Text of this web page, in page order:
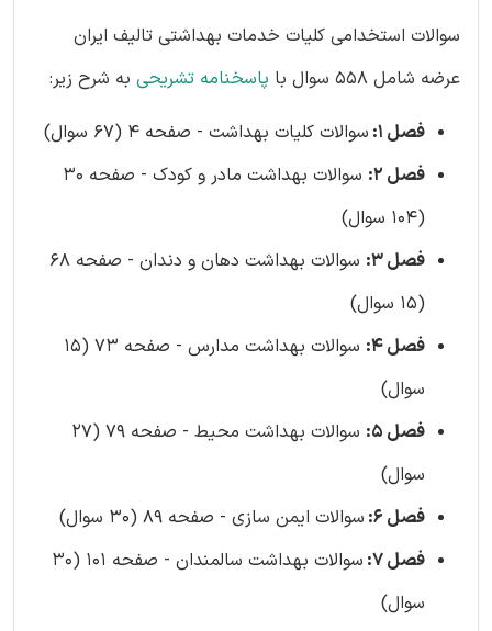
سوالات استخدامی کلیات خدمات بهداشتی تالیف ایران
عرضه شامل 558 سوال با
پاسخنامه تشریحی به شرح زیر:
فصل 1:
سوالات کلیات بهداشت - صفحه 4 (67 سوال)
فصل 2:
سوالات بهداشت مادر و کودک - صفحه 30
(104 سوال)
فصل 3:
سوالات بهداشت دهان و دندان - صفحه 68
(15 سوال)
فصل 4:
سوالات بهداشت مدارس - صفحه 73 (15
سوال)
فصل 5:
سوالات بهداشت محیط - صفحه 79 (27
سوال)
فصل 6:
سوالات ایمن سازی - صفحه 89 (30 سوال)
فصل 7:
سوالات بهداشت سالمندان - صفحه 101 (30
سوال)